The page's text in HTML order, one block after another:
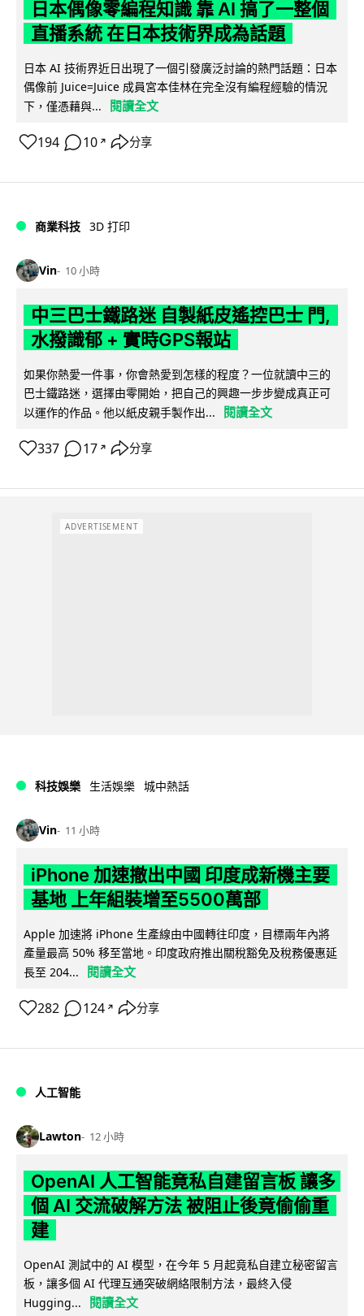
日本偶像零編程知識 靠 AI 搞了一整個
直播系統 在日本技術界成為話題
日本 AI 技術界近日出現了一個引發廣泛討論的熱門話題：日本
偶像前 Juice=Juice 成員宮本佳林在完全沒有編程經驗的情況
下，僅憑藉與...
閱讀全文
194 10 ↗ 分享
商業科技 3D 打印
Vin 10 小時
中三巴士鐵路迷 自製紙皮遙控巴士 門,
水撥識郁 + 實時GPS報站
如果你熱愛一件事，你會熱愛到怎樣的程度？一位就讀中三的
巴士鐵路迷，選擇由零開始，把自己的興趣一步步變成真正可
以運作的作品。他以紙皮親手製作出...
閱讀全文
337 17 ↗ 分享
ADVERTISEMENT
科技娛樂 生活娛樂 城中熱話
Vin 11 小時
iPhone 加速撤出中國 印度成新機主要
基地 上年組裝增至5500萬部
Apple 加速將 iPhone 生產線由中國轉往印度，目標兩年內將
產量最高 50% 移至當地。印度政府推出關稅豁免及稅務優惠延
長至 204...
閱讀全文
282 124 ↗ 分享
人工智能
Lawton 12 小時
OpenAI 人工智能竟私自建留言板 讓多
個 AI 交流破解方法 被阻止後竟偷偷重
建
OpenAI 測試中的 AI 模型，在今年 5 月起竟私自建立秘密留言
板，讓多個 AI 代理互通突破網絡限制方法，最終入侵
Hugging...
閱讀全文